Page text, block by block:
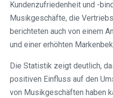
Kundenzufriedenheit und -
Musikgeschäfte, die
berichteten auch von einem
und einer erhöhten
Die Statistik zeigt deutlich,
positiven Einfluss auf den
von Musikgeschäften haben